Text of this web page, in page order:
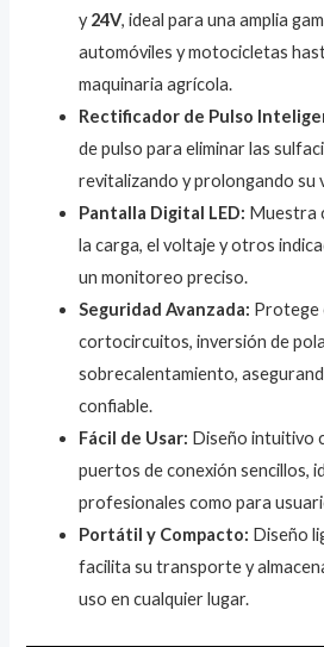
y24V, ideal para una amplia
automóviles y motocicletas
maquinaria agrícola.
Rectificador de Pulso
de pulso para eliminar las
revitalizando y prolongando su
Pantalla Digital LED: Muestra
la carga, el voltaje y otros
un monitoreo preciso.
Seguridad Avanzada: Protege
cortocircuitos, inversión de
sobrecalentamiento,
confiable.
Fácil de Usar: Diseño intuitivo
puertos de conexión sencillos,
profesionales como para
Portátil y Compacto: Diseño
facilita su transporte y
uso en cualquier lugar.